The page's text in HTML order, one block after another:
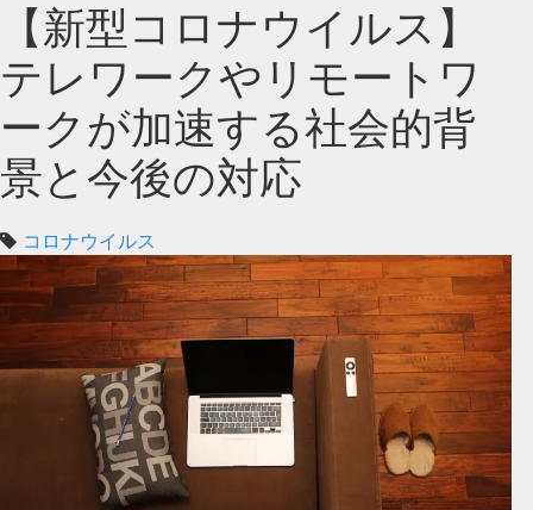
【新型コロナウイルス】
テレワークやリモートワ
ークが加速する社会的背
景と今後の対応
コロナウイルス